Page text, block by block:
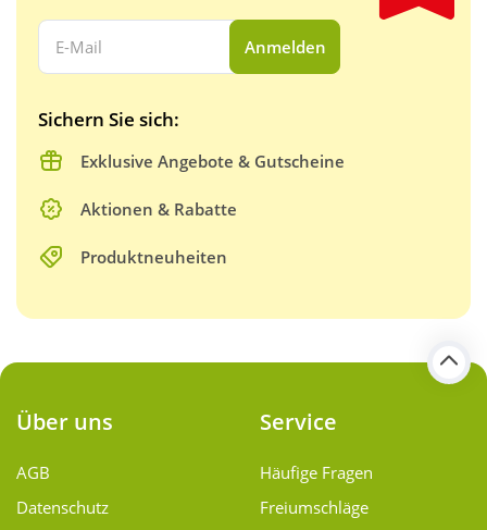
Ihre E-Mail Adresse:
Anmelden
Sichern Sie sich:
Exklusive Angebote & Gutscheine
Aktionen & Rabatte
Produktneuheiten
Über uns
AGB
Datenschutz
Service
Häufige Fragen
Freiumschläge